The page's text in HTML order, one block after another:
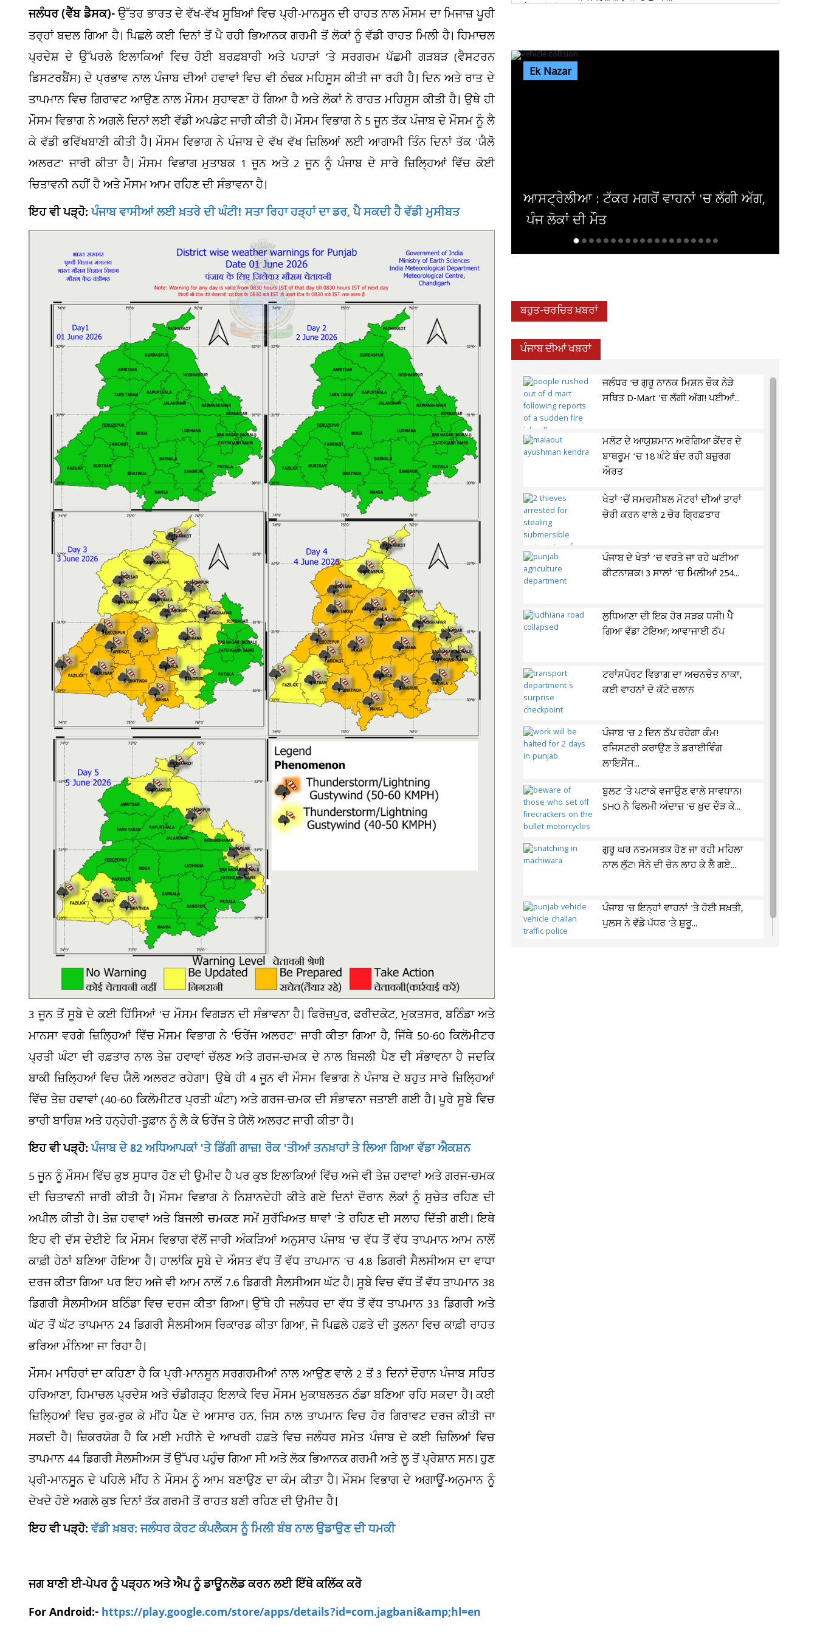
ਜਲੰਧਰ (ਵੈੱਬ ਡੈਸਕ)-ਉੱਤਰ ਭਾਰਤ ਦੇ ਵੱਖ-ਵੱਖ ਸੂਬਿਆਂ ਵਿਚ ਪ੍ਰੀ-ਮਾਨਸੂਨ ਦੀ ਰਾਹਤ ਨਾਲ ਮੌਸਮ ਦਾ ਮਿਜਾਜ਼ ਪੂਰੀ
ਤਰ੍ਹਾਂ ਬਦਲ ਗਿਆ ਹੈ। ਪਿਛਲੇ ਕਈ ਦਿਨਾਂ ਤੋਂ ਪੈ ਰਹੀ ਭਿਆਨਕ ਗਰਮੀ ਤੋਂ ਲੋਕਾਂ ਨੂੰ ਵੱਡੀ ਰਾਹਤ ਮਿਲੀ ਹੈ। ਹਿਮਾਚਲ
ਪ੍ਰਦੇਸ਼ ਦੇ ਉੱਪਰਲੇ ਇਲਾਕਿਆਂ ਵਿਚ ਹੋਈ ਬਰਫ਼ਬਾਰੀ ਅਤੇ ਪਹਾੜਾਂ ’ਤੇ ਸਰਗਰਮ ਪੱਛਮੀ ਗੜਬੜ (ਵੈਸਟਰਨ
ਡਿਸਟਰਬੈਂਸ) ਦੇ ਪ੍ਰਭਾਵ ਨਾਲ ਪੰਜਾਬ ਦੀਆਂ ਹਵਾਵਾਂ ਵਿਚ ਵੀ ਠੰਢਕ ਮਹਿਸੂਸ ਕੀਤੀ ਜਾ ਰਹੀ ਹੈ। ਦਿਨ ਅਤੇ ਰਾਤ ਦੇ
ਤਾਪਮਾਨ ਵਿਚ ਗਿਰਾਵਟ ਆਉਣ ਨਾਲ ਮੌਸਮ ਸੁਹਾਵਣਾ ਹੋ ਗਿਆ ਹੈ ਅਤੇ ਲੋਕਾਂ ਨੇ ਰਾਹਤ ਮਹਿਸੂਸ ਕੀਤੀ ਹੈ। ਉਥੇ ਹੀ
ਮੌਸਮ ਵਿਭਾਗ ਨੇ ਅਗਲੇ ਦਿਨਾਂ ਲਈ ਵੱਡੀ ਅਪਡੇਟ ਜਾਰੀ ਕੀਤੀ ਹੈ। ਮੌਸਮ ਵਿਭਾਗ ਨੇ 5 ਜੂਨ ਤੱਕ ਪੰਜਾਬ ਦੇ ਮੌਸਮ ਨੂੰ ਲੈ
ਕੇ ਵੱਡੀ ਭਵਿੱਖਬਾਣੀ ਕੀਤੀ ਹੈ। ਮੌਸਮ ਵਿਭਾਗ ਨੇ ਪੰਜਾਬ ਦੇ ਵੱਖ ਵੱਖ ਜ਼ਿਲਿਆਂ ਲਈ ਆਗਾਮੀ ਤਿੰਨ ਦਿਨਾਂ ਤੱਕ 'ਯੈਲੋ
ਅਲਰਟ' ਜਾਰੀ ਕੀਤਾ ਹੈ। ਮੌਸਮ ਵਿਭਾਗ ਮੁਤਾਬਕ 1 ਜੂਨ ਅਤੇ 2 ਜੂਨ ਨੂੰ ਪੰਜਾਬ ਦੇ ਸਾਰੇ ਜ਼ਿਲ੍ਹਿਆਂ ਵਿੱਚ ਕੋਈ
ਚਿਤਾਵਨੀ ਨਹੀਂ ਹੈ ਅਤੇ ਮੌਸਮ ਆਮ ਰਹਿਣ ਦੀ ਸੰਭਾਵਨਾ ਹੈ।
ਇਹ ਵੀ ਪੜ੍ਹੋ:ਪੰਜਾਬ ਵਾਸੀਆਂ ਲਈ ਖ਼ਤਰੇ ਦੀ ਘੰਟੀ! ਸਤਾ ਰਿਹਾ ਹੜ੍ਹਾਂ ਦਾ ਡਰ, ਪੈ ਸਕਦੀ ਹੈ ਵੱਡੀ ਮੁਸੀਬਤ
3 ਜੂਨ ਤੋਂ ਸੂਬੇ ਦੇ ਕਈ ਹਿੱਸਿਆਂ 'ਚ ਮੌਸਮ ਵਿਗੜਨ ਦੀ ਸੰਭਾਵਨਾ ਹੈ। ਫਿਰੋਜ਼ਪੁਰ, ਫਰੀਦਕੋਟ, ਮੁਕਤਸਰ, ਬਠਿੰਡਾ ਅਤੇ
ਮਾਨਸਾ ਵਰਗੇ ਜ਼ਿਲ੍ਹਿਆਂ ਵਿੱਚ ਮੌਸਮ ਵਿਭਾਗ ਨੇ 'ਓਰੇਂਜ ਅਲਰਟ' ਜਾਰੀ ਕੀਤਾ ਗਿਆ ਹੈ, ਜਿੱਥੇ 50-60 ਕਿਲੋਮੀਟਰ
ਪ੍ਰਤੀ ਘੰਟਾ ਦੀ ਰਫ਼ਤਾਰ ਨਾਲ ਤੇਜ਼ ਹਵਾਵਾਂ ਚੱਲਣ ਅਤੇ ਗਰਜ-ਚਮਕ ਦੇ ਨਾਲ ਬਿਜਲੀ ਪੈਣ ਦੀ ਸੰਭਾਵਨਾ ਹੈ ਜਦਕਿ
ਬਾਕੀ ਜ਼ਿਲ੍ਹਿਆਂ ਵਿਚ ਯੈਲੋ ਅਲਰਟ ਰਹੇਗਾ। ਉਥੇ ਹੀ 4 ਜੂਨ ਵੀ ਮੌਸਮ ਵਿਭਾਗ ਨੇ ਪੰਜਾਬ ਦੇ ਬਹੁਤ ਸਾਰੇ ਜ਼ਿਲ੍ਹਿਆਂ
ਵਿੱਚ ਤੇਜ਼ ਹਵਾਵਾਂ (40-60 ਕਿਲੋਮੀਟਰ ਪ੍ਰਤੀ ਘੰਟਾ) ਅਤੇ ਗਰਜ-ਚਮਕ ਦੀ ਸੰਭਾਵਨਾ ਜਤਾਈ ਗਈ ਹੈ। ਪੂਰੇ ਸੂਬੇ ਵਿਚ
ਭਾਰੀ ਬਾਰਿਸ਼ ਅਤੇ ਹਨ੍ਹੇਰੀ-ਤੂਫ਼ਾਨ ਨੂੰ ਲੈ ਕੇ ਓਰੇਂਜ ਤੇ ਯੈਲੋ ਅਲਰਟ ਜਾਰੀ ਕੀਤਾ ਹੈ।
ਇਹ ਵੀ ਪੜ੍ਹੋ:ਪੰਜਾਬ ਦੇ 82 ਅਧਿਆਪਕਾਂ 'ਤੇ ਡਿੱਗੀ ਗਾਜ਼! ਰੋਕ 'ਤੀਆਂ ਤਨਖ਼ਾਹਾਂ ਤੇ ਲਿਆ ਗਿਆ ਵੱਡਾ ਐਕਸ਼ਨ
5 ਜੂਨ ਨੂੰ ਮੌਸਮ ਵਿੱਚ ਕੁਝ ਸੁਧਾਰ ਹੋਣ ਦੀ ਉਮੀਦ ਹੈ ਪਰ ਕੁਝ ਇਲਾਕਿਆਂ ਵਿੱਚ ਅਜੇ ਵੀ ਤੇਜ਼ ਹਵਾਵਾਂ ਅਤੇ ਗਰਜ-ਚਮਕ
ਦੀ ਚਿਤਾਵਨੀ ਜਾਰੀ ਕੀਤੀ ਹੈ। ਮੌਸਮ ਵਿਭਾਗ ਨੇ ਨਿਸ਼ਾਨਦੇਹੀ ਕੀਤੇ ਗਏ ਦਿਨਾਂ ਦੌਰਾਨ ਲੋਕਾਂ ਨੂੰ ਸੁਚੇਤ ਰਹਿਣ ਦੀ
ਅਪੀਲ ਕੀਤੀ ਹੈ। ਤੇਜ਼ ਹਵਾਵਾਂ ਅਤੇ ਬਿਜਲੀ ਚਮਕਣ ਸਮੇਂ ਸੁਰੱਖਿਅਤ ਥਾਵਾਂ 'ਤੇ ਰਹਿਣ ਦੀ ਸਲਾਹ ਦਿੱਤੀ ਗਈ। ਇਥੇ
ਇਹ ਵੀ ਦੱਸ ਦੇਈਏ ਕਿ ਮੌਸਮ ਵਿਭਾਗ ਵੱਲੋਂ ਜਾਰੀ ਅੰਕੜਿਆਂ ਅਨੁਸਾਰ ਪੰਜਾਬ 'ਚ ਵੱਧ ਤੋਂ ਵੱਧ ਤਾਪਮਾਨ ਆਮ ਨਾਲੋਂ
ਕਾਫ਼ੀ ਹੇਠਾਂ ਬਣਿਆ ਹੋਇਆ ਹੈ। ਹਾਲਾਂਕਿ ਸੂਬੇ ਦੇ ਔਸਤ ਵੱਧ ਤੋਂ ਵੱਧ ਤਾਪਮਾਨ 'ਚ 4.8 ਡਿਗਰੀ ਸੈਲਸੀਅਸ ਦਾ ਵਾਧਾ
ਦਰਜ ਕੀਤਾ ਗਿਆ ਪਰ ਇਹ ਅਜੇ ਵੀ ਆਮ ਨਾਲੋਂ 7.6 ਡਿਗਰੀ ਸੈਲਸੀਅਸ ਘੱਟ ਹੈ। ਸੂਬੇ ਵਿਚ ਵੱਧ ਤੋਂ ਵੱਧ ਤਾਪਮਾਨ 38
ਡਿਗਰੀ ਸੈਲਸੀਅਸ ਬਠਿੰਡਾ ਵਿਚ ਦਰਜ ਕੀਤਾ ਗਿਆ। ਉੱਥੇ ਹੀ ਜਲੰਧਰ ਦਾ ਵੱਧ ਤੋਂ ਵੱਧ ਤਾਪਮਾਨ 33 ਡਿਗਰੀ ਅਤੇ
ਘੱਟ ਤੋਂ ਘੱਟ ਤਾਪਮਾਨ 24 ਡਿਗਰੀ ਸੈਲਸੀਅਸ ਰਿਕਾਰਡ ਕੀਤਾ ਗਿਆ, ਜੋ ਪਿਛਲੇ ਹਫ਼ਤੇ ਦੀ ਤੁਲਨਾ ਵਿਚ ਕਾਫ਼ੀ ਰਾਹਤ
ਭਰਿਆ ਮੰਨਿਆ ਜਾ ਰਿਹਾ ਹੈ।
ਮੌਸਮ ਮਾਹਿਰਾਂ ਦਾ ਕਹਿਣਾ ਹੈ ਕਿ ਪ੍ਰੀ-ਮਾਨਸੂਨ ਸਰਗਰਮੀਆਂ ਨਾਲ ਆਉਣ ਵਾਲੇ 2 ਤੋਂ 3 ਦਿਨਾਂ ਦੌਰਾਨ ਪੰਜਾਬ ਸਹਿਤ
ਹਰਿਆਣਾ, ਹਿਮਾਚਲ ਪ੍ਰਦੇਸ਼ ਅਤੇ ਚੰਡੀਗੜ੍ਹ ਇਲਾਕੇ ਵਿਚ ਮੌਸਮ ਮੁਕਾਬਲਤਨ ਠੰਡਾ ਬਣਿਆ ਰਹਿ ਸਕਦਾ ਹੈ। ਕਈ
ਜ਼ਿਲ੍ਹਿਆਂ ਵਿਚ ਰੁਕ-ਰੁਕ ਕੇ ਮੀਂਹ ਪੈਣ ਦੇ ਆਸਾਰ ਹਨ, ਜਿਸ ਨਾਲ ਤਾਪਮਾਨ ਵਿਚ ਹੋਰ ਗਿਰਾਵਟ ਦਰਜ ਕੀਤੀ ਜਾ
ਸਕਦੀ ਹੈ। ਜ਼ਿਕਰਯੋਗ ਹੈ ਕਿ ਮਈ ਮਹੀਨੇ ਦੇ ਆਖਰੀ ਹਫ਼ਤੇ ਵਿਚ ਜਲੰਧਰ ਸਮੇਤ ਪੰਜਾਬ ਦੇ ਕਈ ਜ਼ਿਲਿਆਂ ਵਿਚ
ਤਾਪਮਾਨ 44 ਡਿਗਰੀ ਸੈਲਸੀਅਸ ਤੋਂ ਉੱਪਰ ਪਹੁੰਚ ਗਿਆ ਸੀ ਅਤੇ ਲੋਕ ਭਿਆਨਕ ਗਰਮੀ ਅਤੇ ਲੂ ਤੋਂ ਪ੍ਰੇਸ਼ਾਨ ਸਨ। ਹੁਣ
ਪ੍ਰੀ-ਮਾਨਸੂਨ ਦੇ ਪਹਿਲੇ ਮੀਂਹ ਨੇ ਮੌਸਮ ਨੂੰ ਆਮ ਬਣਾਉਣ ਦਾ ਕੰਮ ਕੀਤਾ ਹੈ। ਮੌਸਮ ਵਿਭਾਗ ਦੇ ਅਗਾਊਂ-ਅਨੁਮਾਨ ਨੂੰ
ਦੇਖਦੇ ਹੋਏ ਅਗਲੇ ਕੁਝ ਦਿਨਾਂ ਤੱਕ ਗਰਮੀ ਤੋਂ ਰਾਹਤ ਬਣੀ ਰਹਿਣ ਦੀ ਉਮੀਦ ਹੈ।
ਇਹ ਵੀ ਪੜ੍ਹੋ:ਵੱਡੀ ਖ਼ਬਰ: ਜਲੰਧਰ ਕੋਰਟ ਕੰਪਲੈਕਸ ਨੂੰ ਮਿਲੀ ਬੰਬ ਨਾਲ ਉਡਾਉਣ ਦੀ ਧਮਕੀ
ਜਗ ਬਾਣੀ ਈ-ਪੇਪਰ ਨੂੰ ਪੜ੍ਹਨ ਅਤੇ ਐਪ ਨੂੰ ਡਾਊਨਲੋਡ ਕਰਨ ਲਈ ਇੱਥੇ ਕਲਿੱਕ ਕਰੋ
For Android:-https://play.google.com/store/apps/details?id=com.jagbani&amp;hl=en
Ek Nazar
ਨੀਲਾਮ ਹੋਵੇਗਾ ਦਿੱਗਜ ਅਦਾਕਾਰ ਦਾ ਘਰ ! ਕਰੋੜਾਂ
ਦਾ ਕਰਜ਼ਾ ਨਾ ਮੋੜਨ 'ਤੇ ਬੈਂਕ...
ਬਹੁਤ-ਚਰਚਿਤ ਖ਼ਬਰਾਂ
ਪੰਜਾਬ ਦੀਆਂ ਖਬਰਾਂ
ਜਲੰਧਰ 'ਚ ਗੁਰੂ ਨਾਨਕ ਮਿਸ਼ਨ ਚੌਕ ਨੇੜੇ
ਸਥਿਤ D-Mart 'ਚ ਲੱਗੀ ਅੱਗ! ਪਈਆਂ...
ਮਲੋਟ ਦੇ ਆਯੁਸ਼ਮਾਨ ਅਰੋਗਿਆ ਕੇਂਦਰ ਦੇ
ਬਾਥਰੂਮ ’ਚ 18 ਘੰਟੇ ਬੰਦ ਰਹੀ ਬਜ਼ੁਰਗ
ਔਰਤ
ਖੇਤਾਂ ’ਚੋਂ ਸਮਰਸੀਬਲ ਮੋਟਰਾਂ ਦੀਆਂ ਤਾਰਾਂ
ਚੋਰੀ ਕਰਨ ਵਾਲੇ 2 ਚੋਰ ਗ੍ਰਿਫ਼ਤਾਰ
ਪੰਜਾਬ ਦੇ ਖੇਤਾਂ ’ਚ ਵਰਤੇ ਜਾ ਰਹੇ ਘਟੀਆ
ਕੀਟਨਾਸ਼ਕ! 3 ਸਾਲਾਂ ’ਚ ਮਿਲੀਆਂ 254...
ਲੁਧਿਆਣਾ ਦੀ ਇਕ ਹੋਰ ਸੜਕ ਧਸੀ! ਪੈੈ
ਗਿਆ ਵੱਡਾ ਟੋਇਆ; ਆਵਾਜਾਈ ਠੱਪ
ਟਰਾਂਸਪੋਰਟ ਵਿਭਾਗ ਦਾ ਅਚਨਚੇਤ ਨਾਕਾ,
ਕਈ ਵਾਹਨਾਂ ਦੇ ਕੱਟੇ ਚਲਾਨ
ਪੰਜਾਬ 'ਚ 2 ਦਿਨ ਠੱਪ ਰਹੇਗਾ ਕੰਮ!
ਰਜਿਸਟਰੀ ਕਰਾਉਣ ਤੇ ਡਰਾਈਵਿੰਗ
ਲਾਇਸੈਂਸ...
ਬੁਲਟ 'ਤੇ ਪਟਾਕੇ ਵਜਾਉਣ ਵਾਲੇ ਸਾਵਧਾਨ!
SHO ਨੇ ਫਿਲਮੀ ਅੰਦਾਜ਼ 'ਚ ਖ਼ੁਦ ਦੌੜ ਕੇ...
ਗੁਰੂ ਘਰ ਨਤਮਸਤਕ ਹੋਣ ਜਾ ਰਹੀ ਮਹਿਲਾ
ਨਾਲ ਲੁੱਟ! ਸੋਨੇ ਦੀ ਚੇਨ ਲਾਹ ਕੇ ਲੈ ਗਏ...
ਪੰਜਾਬ 'ਚ ਇਨ੍ਹਾਂ ਵਾਹਨਾਂ 'ਤੇ ਹੋਈ ਸਖ਼ਤੀ,
ਪੁਲਸ ਨੇ ਵੱਡੇ ਪੱਧਰ 'ਤੇ ਸ਼ੁਰੂ...